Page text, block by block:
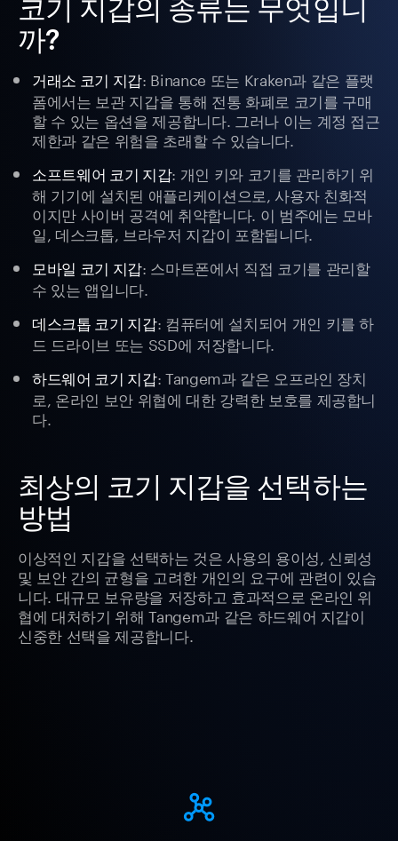
코기 지갑의 종류는 무엇입니
까?
거래소 코기 지갑: Binance 또는 Kraken과 같은 플랫
폼에서는 보관 지갑을 통해 전통 화폐로 코기를 구매
할 수 있는 옵션을 제공합니다. 그러나 이는 계정 접근
제한과 같은 위험을 초래할 수 있습니다.
소프트웨어 코기 지갑: 개인 키와 코기를 관리하기 위
해 기기에 설치된 애플리케이션으로, 사용자 친화적
이지만 사이버 공격에 취약합니다. 이 범주에는 모바
일, 데스크톱, 브라우저 지갑이 포함됩니다.
모바일 코기 지갑: 스마트폰에서 직접 코기를 관리할
수 있는 앱입니다.
데스크톱 코기 지갑: 컴퓨터에 설치되어 개인 키를 하
드 드라이브 또는 SSD에 저장합니다.
하드웨어 코기 지갑: Tangem과 같은 오프라인 장치
로, 온라인 보안 위협에 대한 강력한 보호를 제공합니
다.
최상의 코기 지갑을 선택하는
방법
이상적인 지갑을 선택하는 것은 사용의 용이성, 신뢰성
및 보안 간의 균형을 고려한 개인의 요구에 관련이 있습
니다. 대규모 보유량을 저장하고 효과적으로 온라인 위
협에 대처하기 위해 Tangem과 같은 하드웨어 지갑이
신중한 선택을 제공합니다.